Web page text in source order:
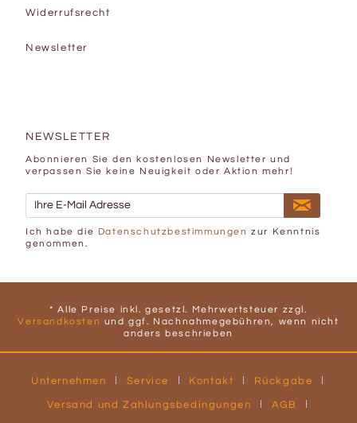
Widerrufsrecht
Newsletter
NEWSLETTER
Abonnieren Sie den kostenlosen Newsletter und
verpassen Sie keine Neuigkeit oder Aktion mehr!
Ich habe die Datenschutzbestimmungen zur Kenntnis
genommen.
* Alle Preise inkl. gesetzl. Mehrwertsteuer zzgl.
Versandkosten und ggf. Nachnahmegebühren, wenn nicht
anders beschrieben
Unternehmen Service Kontakt Rückgabe
Versand und Zahlungsbedingungen AGB